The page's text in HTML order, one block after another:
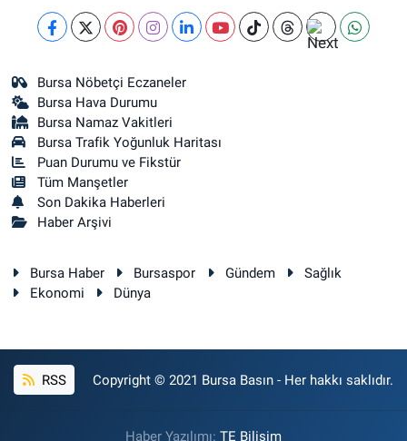
Bursa Nöbetçi Eczaneler
Bursa Hava Durumu
Bursa Namaz Vakitleri
Bursa Trafik Yoğunluk Haritası
Puan Durumu ve Fikstür
Tüm Manşetler
Son Dakika Haberleri
Haber Arşivi
Bursa Haber Bursaspor Gündem
Sağlık
Ekonomi
Dünya
RSS Copyright © 2021 Bursa Basın - Her hakkı saklıdır.
Haber Yazılımı: TE Bilişim